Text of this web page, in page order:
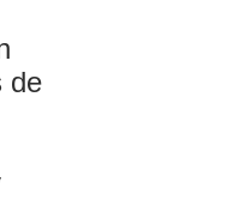
de